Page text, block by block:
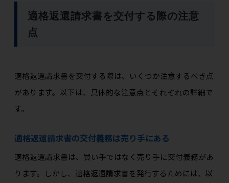
適格返還請求書を交付する際の注意
点
適格返還請求書を交付する際は、いくつか注意するべき点
があります。以下は、具体的な注意点とそれぞれの詳細で
す。
適格返還請求書の交付義務は売り手にある
適格返還請求書は、買い手ではなく売り手に交付義務があ
ります。しかし、適格返還請求書を発行するためには、以